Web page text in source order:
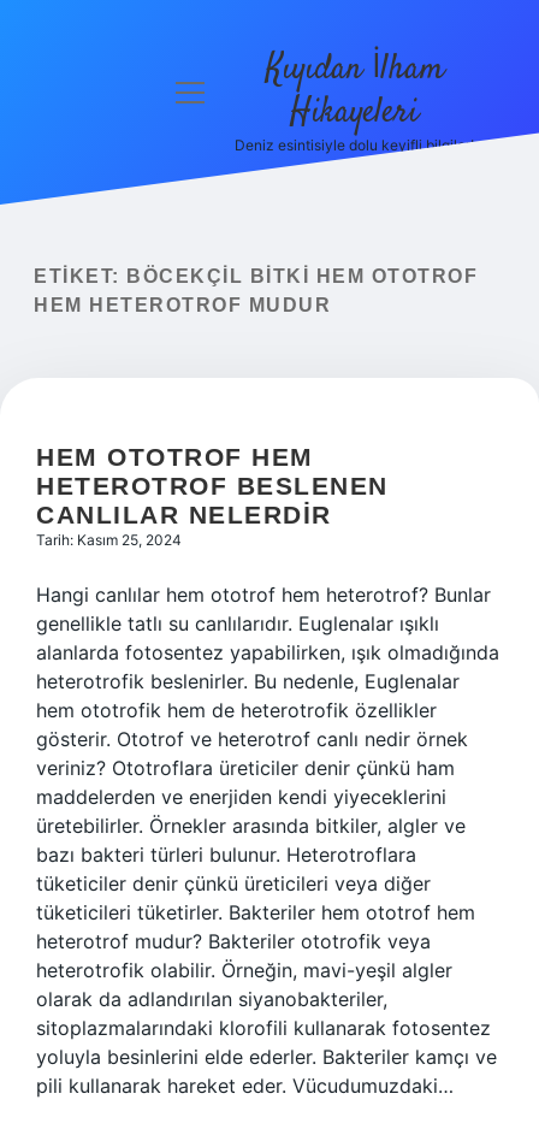
Yasal Uyarı
menüyü
Kıyıdan İlham
Hikayeleri
Deniz esintisiyle dolu keyifli bilgiler!
ETIKET:
BÖCEKÇIL BITKI HEM OTOTROF
HEM HETEROTROF MUDUR
HEM OTOTROF HEM
HETEROTROF BESLENEN
CANLILAR NELERDIR
Tarih: Kasım 25, 2024
Hangi canlılar hem ototrof hem heterotrof? Bunlar
genellikle tatlı su canlılarıdır. Euglenalar ışıklı
alanlarda fotosentez yapabilirken, ışık olmadığında
heterotrofik beslenirler. Bu nedenle, Euglenalar
hem ototrofik hem de heterotrofik özellikler
gösterir. Ototrof ve heterotrof canlı nedir örnek
veriniz? Ototroflara üreticiler denir çünkü ham
maddelerden ve enerjiden kendi yiyeceklerini
üretebilirler. Örnekler arasında bitkiler, algler ve
bazı bakteri türleri bulunur. Heterotroflara
tüketiciler denir çünkü üreticileri veya diğer
tüketicileri tüketirler. Bakteriler hem ototrof hem
heterotrof mudur? Bakteriler ototrofik veya
heterotrofik olabilir. Örneğin, mavi-yeşil algler
olarak da adlandırılan siyanobakteriler,
sitoplazmalarındaki klorofili kullanarak fotosentez
yoluyla besinlerini elde ederler. Bakteriler kamçı ve
pili kullanarak hareket eder. Vücudumuzdaki…